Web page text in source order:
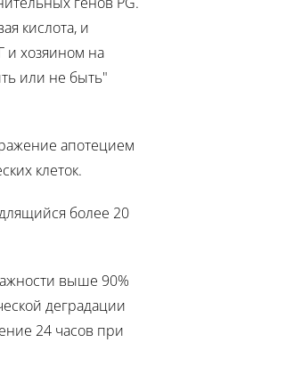
кислота, и
и хозяином на
или не быть"
апотецием
клеток.
более 20
выше 90%
деградации
24 часов при